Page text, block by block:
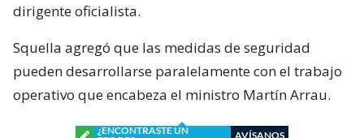
dirigente oficialista.
Squella agregó que las medidas de seguridad
pueden desarrollarse paralelamente con el trabajo
operativo que encabeza el ministro Martín Arrau.
¿ENCONTRASTE UN
AVÍSANOS